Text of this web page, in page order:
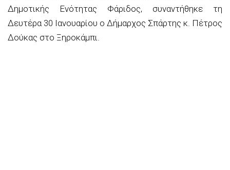
Δημοτικής Ενότητας Φάριδος, συναντήθηκε τη
Δευτέρα 30 Ιανουαρίου ο Δήμαρχος Σπάρτης κ. Πέτρος
Δούκας στο Ξηροκάμπι.